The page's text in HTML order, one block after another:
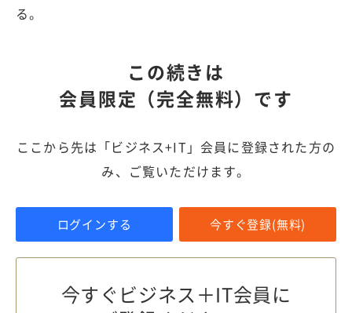
る。
この続きは
会員限定（完全無料）です
ここから先は「ビジネス+IT」会員に登録された方の
み、ご覧いただけます。
ログインする 今すぐ登録(無料)
今すぐビジネス＋IT会員に